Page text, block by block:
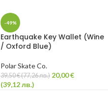
-49%
Earthquake Key Wallet (Wine
/ Oxford Blue)
Polar Skate Co.
39,50€(77,26лв.) 20,00€
(39,12лв.)